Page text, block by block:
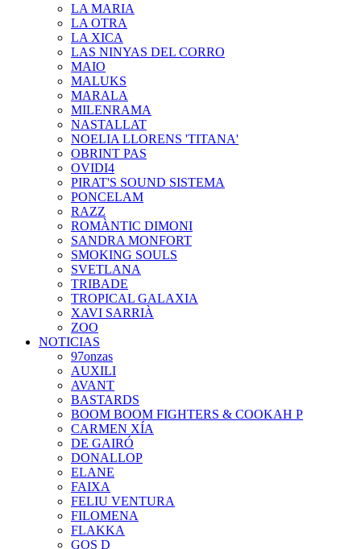
LA MARIA
LA OTRA
LA XICA
LAS NINYAS DEL CORRO
MAIO
MALUKS
MARALA
MILENRAMA
NASTALLAT
NOELIA LLORENS 'TITANA'
OBRINT PAS
OVIDI4
PIRAT'S SOUND SISTEMA
PONCELAM
RAZZ
ROMÀNTIC DIMONI
SANDRA MONFORT
SMOKING SOULS
SVETLANA
TRIBADE
TROPICAL GALAXIA
XAVI SARRIÀ
ZOO
NOTICIAS
97onzas
AUXILI
AVANT
BASTARDS
BOOM BOOM FIGHTERS & COOKAH P
CARMEN XÍA
DE GAIRÓ
DONALLOP
ELANE
FAIXA
FELIU VENTURA
FILOMENA
FLAKKA
GOS D